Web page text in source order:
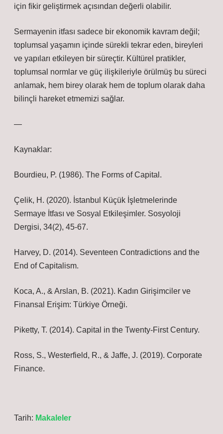
için fikir geliştirmek açısından değerli olabilir.
Sermayenin itfası sadece bir ekonomik kavram değil;
toplumsal yaşamın içinde sürekli tekrar eden, bireyleri
ve yapıları etkileyen bir süreçtir. Kültürel pratikler,
toplumsal normlar ve güç ilişkileriyle örülmüş bu süreci
anlamak, hem birey olarak hem de toplum olarak daha
bilinçli hareket etmemizi sağlar.
—
Kaynaklar:
Bourdieu, P. (1986). The Forms of Capital.
Çelik, H. (2020). İstanbul Küçük İşletmelerinde
Sermaye İtfası ve Sosyal Etkileşimler. Sosyoloji
Dergisi, 34(2), 45-67.
Harvey, D. (2014). Seventeen Contradictions and the
End of Capitalism.
Koca, A., & Arslan, B. (2021). Kadın Girişimciler ve
Finansal Erişim: Türkiye Örneği.
Piketty, T. (2014). Capital in the Twenty-First Century.
Ross, S., Westerfield, R., & Jaffe, J. (2019). Corporate
Finance.
Tarih: Makaleler